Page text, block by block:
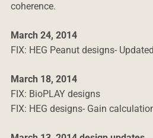
coherence.
March 24, 2014
FIX: HEG Peanut designs-
March 18, 2014
FIX: BioPLAY designs
FIX: HEG designs- Gain